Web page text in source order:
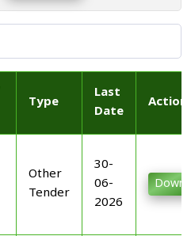
Type
Last
Date
Other
Tender
30-
06-
2026